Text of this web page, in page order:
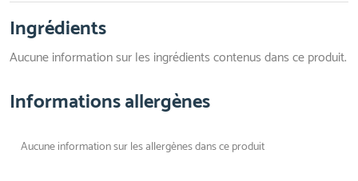
Ingrédients
Aucune information sur les ingrédients contenus dans ce produit.
Informations allergènes
Aucune information sur les allergènes dans ce produit